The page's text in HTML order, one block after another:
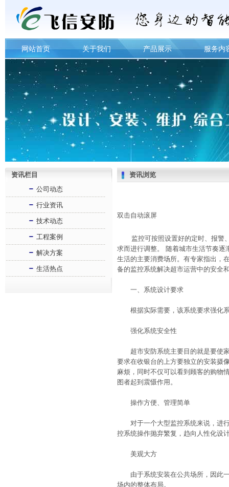
网站首页 关于我们 产品展示 服务内
资讯栏目
公司动态
行业资讯
技术动态
工程案例
解决方案
生活热点
资讯浏览
双击自动滚屏
监控可按照设置好的定时、报警、
求而进行调整。 随着城市生活节奏
生活的主要消费场所。有专家指出，
备的监控系统解决超市运营中的安全
一、系统设计要求
根据实际需要，该系统要求强化系
强化系统安全性
超市安防系统主要目的就是要使家
要求在收银台的上方要独立的安装摄
麻烦，同时不仅可以看到顾客的购物
图者起到震慑作用。
操作方便、管理简单
对于一个大型监控系统来说，进行
控系统操作抛弃繁复，趋向人性化设
美观大方
由于系统安装在公共场所，因此一
场内的整体布局。